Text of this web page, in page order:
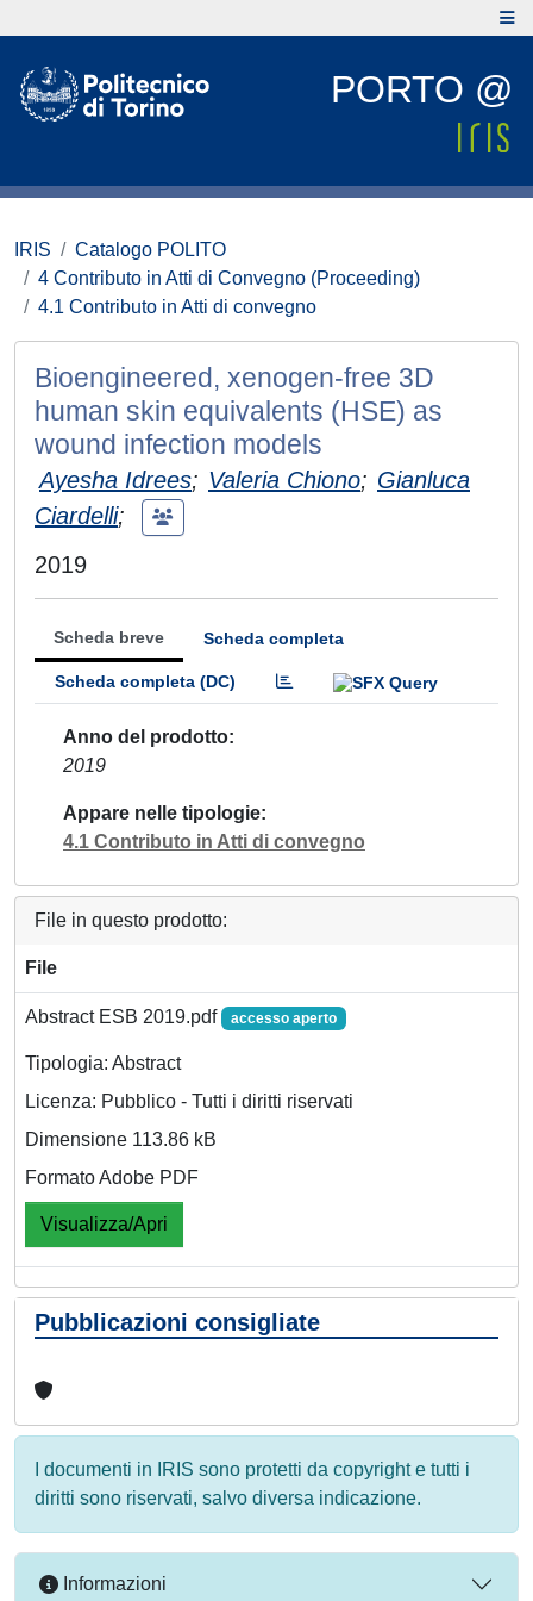
PORTO @
IRIS
Catalogo POLITO
4 Contributo in Atti di Convegno (Proceeding)
4.1 Contributo in Atti di convegno
Bioengineered, xenogen-free 3D
human skin equivalents (HSE) as
wound infection models
Ayesha Idrees; Valeria Chiono; Gianluca
Ciardelli;
2019
Scheda breve Scheda completa
Scheda completa (DC)
Anno del prodotto
2019
Appare nelle tipologie
4.1 Contributo in Atti di convegno
File in questo prodotto:
File
Abstract ESB 2019.pdf accesso aperto
Tipologia: Abstract
Licenza: Pubblico - Tutti i diritti riservati
Dimensione 113.86 kB
Formato Adobe PDF
Visualizza/Apri
Pubblicazioni consigliate
I documenti in IRIS sono protetti da copyright e tutti i
diritti sono riservati, salvo diversa indicazione.
Informazioni